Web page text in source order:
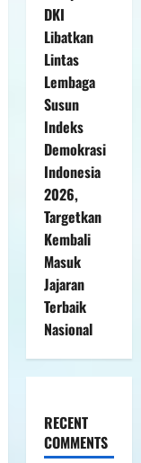
DKI
Libatkan
Lintas
Lembaga
Susun
Indeks
Demokrasi
Indonesia
2026,
Targetkan
Kembali
Masuk
Jajaran
Terbaik
Nasional
RECENT
COMMENTS